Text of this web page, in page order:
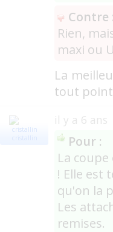
Contre :
Rien,
maxi ou
La
tout
cristallin
il y a 6 ans
Pour :
La
! Elle est
qu'on la
Les
remises.